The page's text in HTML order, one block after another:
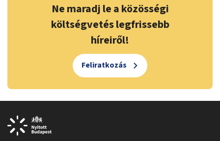
Ne maradj le a közösségi
költségvetés legfrissebb
híreiről!
Feliratkozás